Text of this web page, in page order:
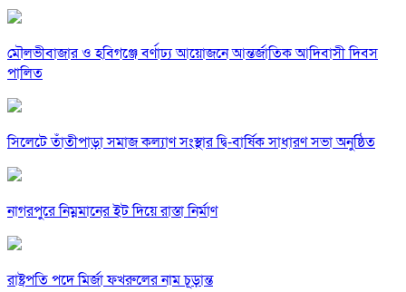
মৌলভীবাজার ও হবিগঞ্জে বর্ণাঢ্য আয়োজনে আন্তর্জাতিক আদিবাসী দিবস
পালিত
সিলেটে তাঁতীপাড়া সমাজ কল্যাণ সংস্থার দ্বি-বার্ষিক সাধারণ সভা অনুষ্ঠিত
নাগরপুরে নিম্নমানের ইট দিয়ে রাস্তা নির্মাণ
রাষ্ট্রপতি পদে মির্জা ফখরুলের নাম চূড়ান্ত